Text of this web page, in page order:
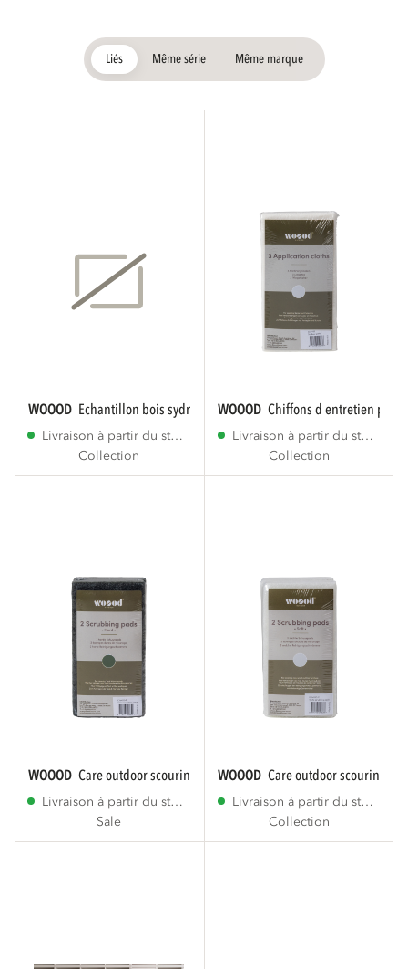
Liés Même série Même marque
WOOOD echantillon bois sydney 10x10cm [fsc]
Livraison à partir du stock
Collection
WOOOD chiffons d entretien
Livraison à partir du stock
Collection
WOOOD care outdoor scouring pads green 2...
Livraison à partir du stock
Sale
WOOOD care outdoor scouring
Livraison à partir du stock
Collection